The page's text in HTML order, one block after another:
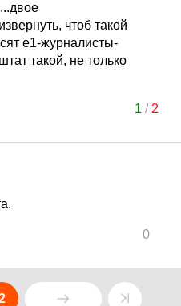
чтоб такой
е1-журналисты-
такой, не только
1 / 2
0